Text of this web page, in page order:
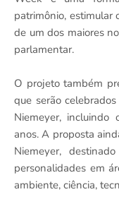
patrimônio, estimular
de um dos maiores
parlamentar.
O projeto também
que serão
Niemeyer,
anos. A proposta
Niemeyer,
personalidades em
ambiente, ciência,